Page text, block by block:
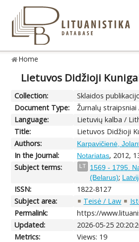
Home
Lietuvos Didžioji
Collection:
Sklaidos
Document Type:
Žurnalų straipsniai
Language:
Lietuvių kalba /
Title:
Lietuvos Didžioji
Authors:
Karpavičienė,
In the Journal: Notariatas, 2012,
Subject terms:
LT 1569 - 1795.
(Belarus);
ISSN:
1822-8127
Subject area:
Teisė / Law
Permalink:
https://
Updated:
2026-05-25
Metrics:
Views: 19